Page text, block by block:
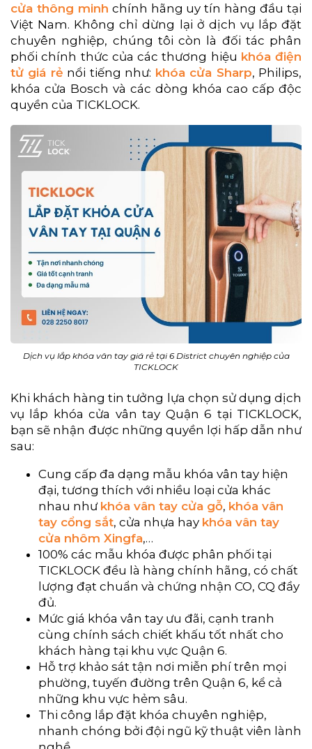
cửa thông minh chính hãng uy tín hàng đầu tại
Việt Nam. Không chỉ dừng lại ở dịch vụ lắp đặt
chuyên nghiệp, chúng tôi còn là đối tác phân
phối chính thức của các thương hiệu khóa điện
tử giá rẻ nổi tiếng như: khóa cửa Sharp, Philips,
khóa cửa Bosch và các dòng khóa cao cấp độc
quyền của TICKLOCK.
Dịch vụ lắp khóa vân tay giá rẻ tại 6 District chuyên nghiệp của
TICKLOCK
Khi khách hàng tin tưởng lựa chọn sử dụng dịch
vụ lắp khóa cửa vân tay Quận 6 tại TICKLOCK,
bạn sẽ nhận được những quyền lợi hấp dẫn như
sau:
Cung cấp đa dạng mẫu khóa vân tay hiện
đại, tương thích với nhiều loại cửa khác
nhau như khóa vân tay cửa gỗ, khóa vân
tay cổng sắt, cửa nhựa hay khóa vân tay
cửa nhôm Xingfa,…
100% các mẫu khóa được phân phối tại
TICKLOCK đều là hàng chính hãng, có chất
lượng đạt chuẩn và chứng nhận CO, CQ đầy
đủ.
Mức giá khóa vân tay ưu đãi, cạnh tranh
cùng chính sách chiết khấu tốt nhất cho
khách hàng tại khu vực Quận 6.
Hỗ trợ khảo sát tận nơi miễn phí trên mọi
phường, tuyến đường trên Quận 6, kể cả
những khu vực hẻm sâu.
Thi công lắp đặt khóa chuyên nghiệp,
nhanh chóng bởi đội ngũ kỹ thuật viên lành